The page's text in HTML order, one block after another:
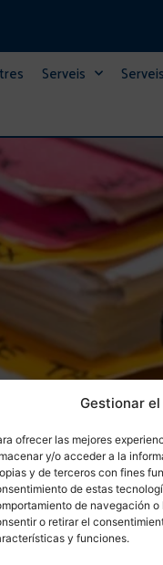
Gestionar
ofrecer las mejores
y/o acceder a la
y de terceros con fines
de estas
de navegación
o retirar el
y funciones.
Serveis
PARTIR DE L’1 DE